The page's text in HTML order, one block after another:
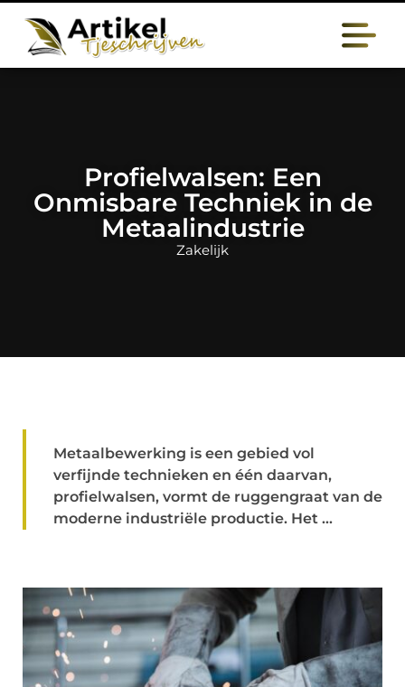
Profielwalsen: Een
Onmisbare Techniek in de
Metaalindustrie
Zakelijk
Metaalbewerking is een gebied vol
verfijnde technieken en één daarvan,
profielwalsen, vormt de ruggengraat van de
moderne industriële productie. Het ...